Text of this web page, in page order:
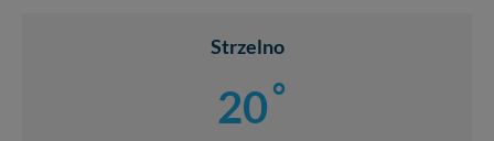
Strzelno
20°